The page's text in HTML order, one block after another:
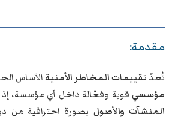
مقدمة:
تُعدّ تقييمات المخاطر الأمنيةالأساس
مؤسسي قوية وفعّالة داخل أي مؤسسة،
المنشآت والأصول بصورة احترافية من